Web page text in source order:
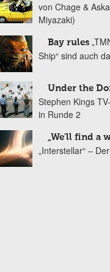
von Chage &
Miyazaki)
Bay rules
Ship“ sind auch da
Under the
Stephen Kings
in Runde 2
„We'll find a
„Interstellar“ –